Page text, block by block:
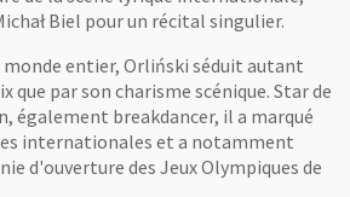
Biel pour un récital singulier.
monde entier, Orliński séduit autant
que par son charisme scénique. Star de
également breakdancer, il a marqué
internationales et a notamment
d'ouverture des Jeux Olympiques de